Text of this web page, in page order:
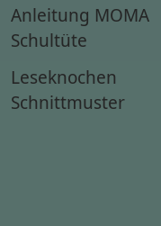
Anleitung MOMA
Schultüte
Leseknochen
Schnittmuster